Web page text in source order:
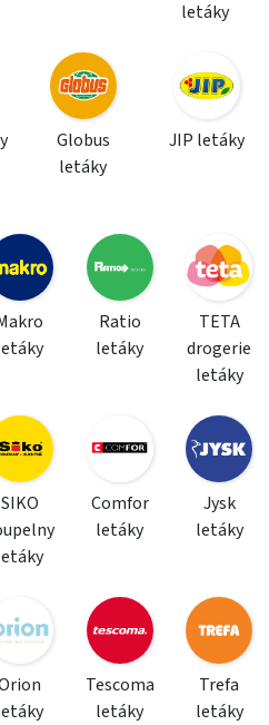
letáky
Globus
letáky
JIP letáky
Ratio
letáky
TETA
drogerie
letáky
SIKO
Comfor
letáky
Jysk
letáky
Tescoma
letáky
Trefa
letáky